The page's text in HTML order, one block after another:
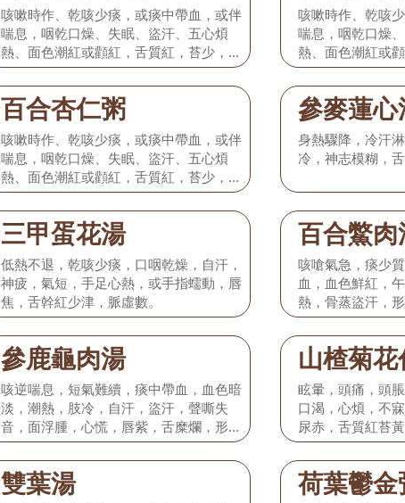
咳嗽時作、乾咳少痰，或痰中帶血，或伴
喘息，咽乾口燥、失眠、盜汗、五心煩
熱、面色潮紅或顴紅，舌質紅，苔少，脈
細數弱。
咳嗽時作、乾咳
喘息，咽乾口燥
熱、面色潮紅或
細數弱。
百合杏仁粥
咳嗽時作、乾咳少痰，或痰中帶血，或伴
喘息，咽乾口燥、失眠、盜汗、五心煩
熱、面色潮紅或顴紅，舌質紅，苔少，脈
細數弱。
參麥蓮心
身熱驟降，冷汗
冷，神志模糊，
三甲蛋花湯
低熱不退，乾咳少痰，口咽乾燥，自汗，
神疲，氣短，手足心熱，或手指蠕動，唇
焦，舌幹紅少津，脈虛數。
百合鱉肉
咳嗆氣急，痰少
血，血色鮮紅，
熱，骨蒸盜汗，
子夢交或經閉，
花剝，脈細而數。
參鹿龜肉湯
咳逆喘息，短氣難續，痰中帶血，血色暗
淡，潮熱，肢冷，自汗，盜汗，聲嘶失
音，面浮腫，心慌，唇紫，舌糜爛，形體
消瘦，男子滑精陽痿，女子經少經閉，舌
紅津少，或舌淡邊有齒痕，脈微細而數，
或虛大無力。
山楂菊
眩暈，頭痛，頭
口渴，心煩，不
尿赤，舌質紅苔
多見於高血壓病I
雙葉湯 荷葉鬱金